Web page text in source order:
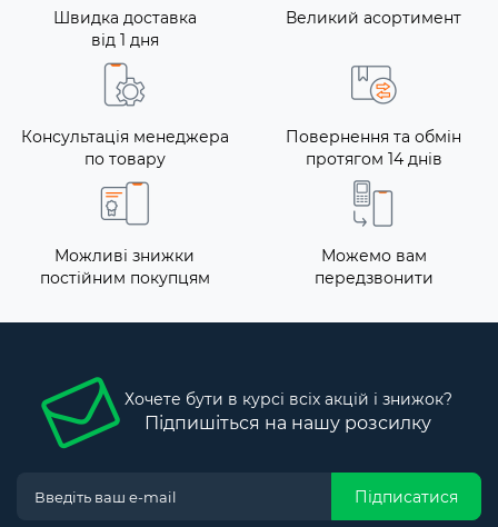
Швидка доставка
від 1 дня
Великий асортимент
Консультація менеджера
по товару
Повернення та обмін
протягом 14 днів
Можливі знижки
постійним покупцям
Можемо вам
передзвонити
Хочете бути в курсі всіх акцій і знижок?
Підпишіться на нашу розсилку
Підписатися